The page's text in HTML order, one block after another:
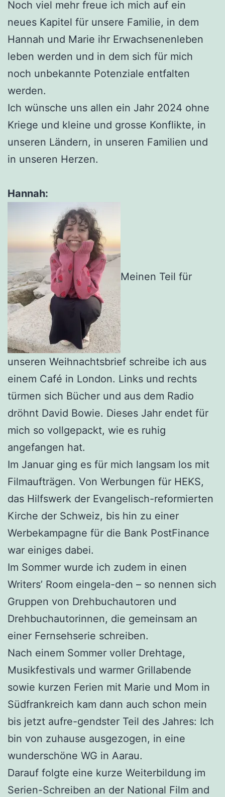
Noch viel mehr freue ich mich auf ein
neues Kapitel für unsere Familie, in dem
Hannah und Marie ihr Erwachsenenleben
leben werden und in dem sich für mich
noch unbekannte Potenziale entfalten
werden.
Ich wünsche uns allen ein Jahr 2024 ohne
Kriege und kleine und grosse Konflikte, in
unseren Ländern, in unseren Familien und
in unseren Herzen.
Hannah:
Meinen Teil für
unseren Weihnachtsbrief schreibe ich aus
einem Café in London. Links und rechts
türmen sich Bücher und aus dem Radio
dröhnt David Bowie. Dieses Jahr endet für
mich so vollgepackt, wie es ruhig
angefangen hat.
Im Januar ging es für mich langsam los mit
Filmaufträgen. Von Werbungen für HEKS,
das Hilfswerk der Evangelisch-reformierten
Kirche der Schweiz, bis hin zu einer
Werbekampagne für die Bank PostFinance
war einiges dabei.
Im Sommer wurde ich zudem in einen
Writers’ Room eingela-den – so nennen sich
Gruppen von Drehbuchautoren und
Drehbuchautorinnen, die gemeinsam an
einer Fernsehserie schreiben.
Nach einem Sommer voller Drehtage,
Musikfestivals und warmer Grillabende
sowie kurzen Ferien mit Marie und Mom in
Südfrankreich kam dann auch schon mein
bis jetzt aufre-gendster Teil des Jahres: Ich
bin von zuhause ausgezogen, in eine
wunderschöne WG in Aarau.
Darauf folgte eine kurze Weiterbildung im
Serien-Schreiben an der National Film and